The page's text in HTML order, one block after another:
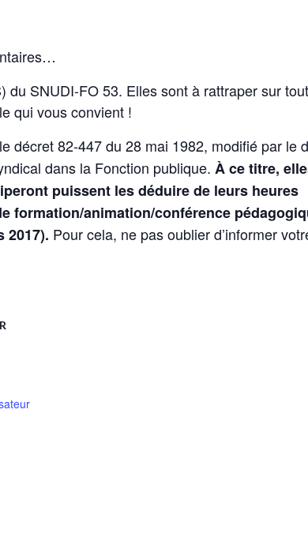
du SNUDI-FO 53. Elles sont à rattraper sur
qui vous convient !
décret 82-447 du 28 mai 1982, modifié par le
dans la Fonction publique. À ce titre,
puissent les déduire de leurs heures
formation/animation/conférence
2017). Pour cela, ne pas oublier d’informer